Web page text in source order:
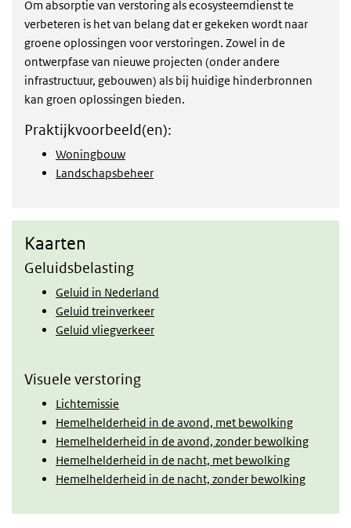
Om absorptie van verstoring als ecosysteemdienst te
verbeteren is het van belang dat er gekeken wordt naar
groene oplossingen voor verstoringen. Zowel in de
ontwerpfase van nieuwe projecten (onder andere
infrastructuur, gebouwen) als bij huidige hinderbronnen
kan groen oplossingen bieden.
Praktijkvoorbeeld(en):
Woningbouw
Landschapsbeheer
Kaarten
Geluidsbelasting
Geluid in Nederland
Geluid treinverkeer
Geluid vliegverkeer
Visuele verstoring
Lichtemissie
Hemelhelderheid in de avond, met bewolking
Hemelhelderheid in de avond, zonder bewolking
Hemelhelderheid in de nacht, met bewolking
Hemelhelderheid in de nacht, zonder bewolking